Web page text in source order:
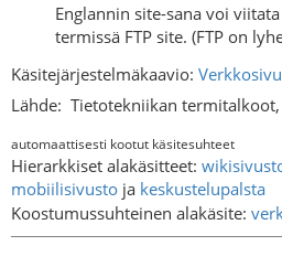
Englannin site-sana voi
termissä FTP site. (FTP on
Käsitejärjestelmäkaavio: Verkkosivu
Lähde: Tietotekniikan
automaattisesti kootut käsitesuhteet
Hierarkkiset alakäsitteet:
mobiilisivusto ja keskustelupalsta
Koostumussuhteinen alakäsite: